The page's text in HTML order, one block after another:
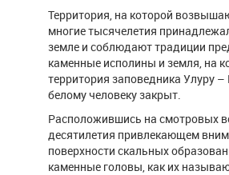
Территория, на которой
многие тысячелетия
земле и соблюдают традиции
каменные исполины и земля, на
территория заповедника Улуру
белому человеку закрыт.
Расположившись на смотровых
десятилетия привлекающем
поверхности скальных
каменные головы, как их